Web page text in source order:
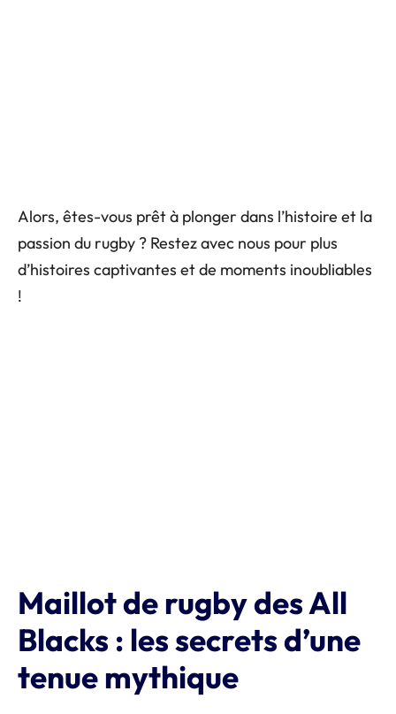
Alors, êtes-vous prêt à plonger dans l’histoire et la
passion du rugby ? Restez avec nous pour plus
d’histoires captivantes et de moments inoubliables
!
Maillot de rugby des All
Blacks : les secrets d’une
tenue mythique